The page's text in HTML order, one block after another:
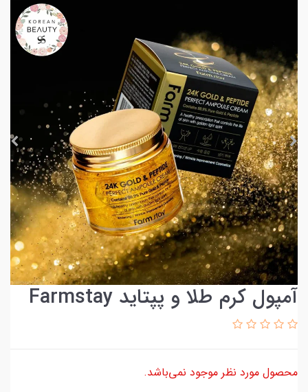
آمپول کرم طلا و پپتاید Farmstay
محصول مورد نظر موجود نمی‌باشد.